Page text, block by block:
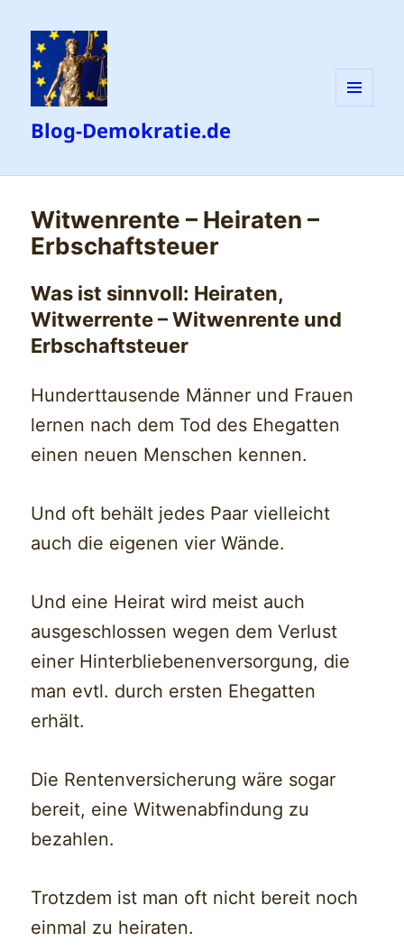
Blog-Demokratie.de
Witwenrente – Heiraten –
Erbschaftsteuer
Was ist sinnvoll: Heiraten,
Witwerrente – Witwenrente und
Erbschaftsteuer
Hunderttausende Männer und Frauen
lernen nach dem Tod des Ehegatten
einen neuen Menschen kennen.
Und oft behält jedes Paar vielleicht
auch die eigenen vier Wände.
Und eine Heirat wird meist auch
ausgeschlossen wegen dem Verlust
einer Hinterbliebenenversorgung, die
man evtl. durch ersten Ehegatten
erhält.
Die Rentenversicherung wäre sogar
bereit, eine Witwenabfindung zu
bezahlen.
Trotzdem ist man oft nicht bereit noch
einmal zu heiraten.